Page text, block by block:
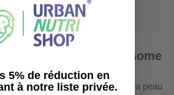
je appliquer ma
MSM & Arnica Liposome
ml. - NowFoods
MSM et arnica sur la peau
5% de réduction en
à notre liste privée.